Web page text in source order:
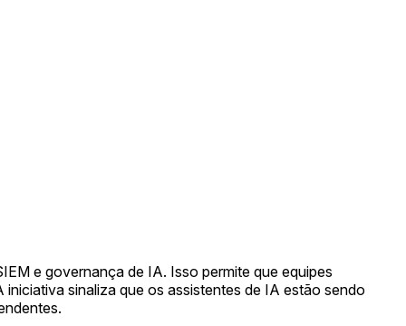
e governança de IA. Isso permite que equipes
sinaliza que os assistentes de IA estão sendo